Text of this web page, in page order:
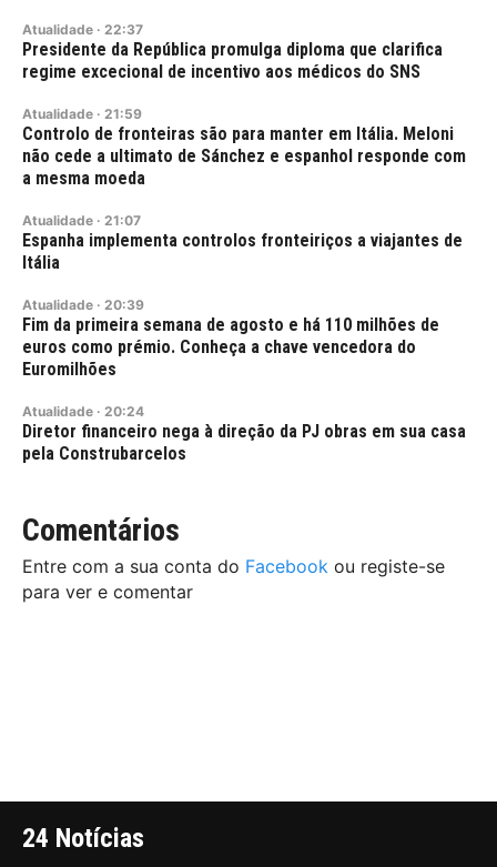
Atualidade · 22:37
Presidente da República promulga diploma que clarifica
regime excecional de incentivo aos médicos do SNS
Atualidade · 21:59
Controlo de fronteiras são para manter em Itália. Meloni
não cede a ultimato de Sánchez e espanhol responde com
a mesma moeda
Atualidade · 21:07
Espanha implementa controlos fronteiriços a viajantes de
Itália
Atualidade · 20:39
Fim da primeira semana de agosto e há 110 milhões de
euros como prémio. Conheça a chave vencedora do
Euromilhões
Atualidade · 20:24
Diretor financeiro nega à direção da PJ obras em sua casa
pela Construbarcelos
Comentários
Entre com a sua conta do Facebook ou registe-se
para ver e comentar
24 Notícias